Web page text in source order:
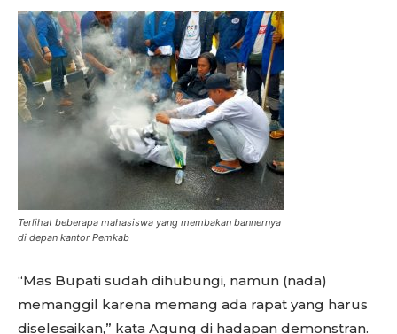
Terlihat beberapa mahasiswa yang membakan bannernya
di depan kantor Pemkab
“Mas Bupati sudah dihubungi, namun (nada)
memanggil karena memang ada rapat yang harus
diselesaikan,” kata Agung di hadapan demonstran.